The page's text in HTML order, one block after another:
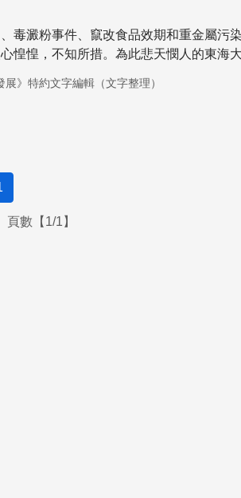
毒澱粉事件、竄改食品效期和重金屬污
惶惶，不知所措。為此悲天憫人的東海
展》特約文字編輯（文字整理）
數【1/1】